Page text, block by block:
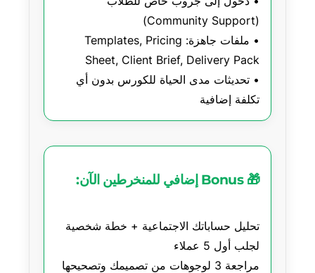
• ملفات جاهزة: Templates, Pricing
• تحديثات مدى الحياة للكورس بدون أي
تكلفة إضافية
🎁 Bonus إضافي للمنخرطين الآن:
تحليل حساباتك الاجتماعية + خطة شخصية
مراجعة 3 لوجوهات من تصميمك وتصحيحها